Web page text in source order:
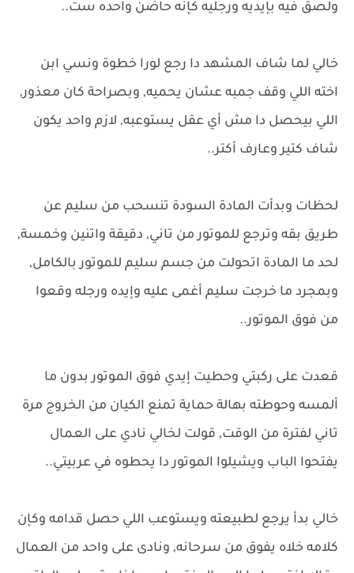
ولصق فيه بإيديه ورجليه كإنه حاضن واحده ست..
خالي لما شاف المشهد دا رجع لورا خطوة ونسي ابن
اخته اللي وقف جمبه عشان يحميه, وبصراحة كان معذور,
اللي بيحصل دا مش أي عقل يستوعبه, لازم واحد يكون
شاف كتير وعارف أكتر..
لحظات وبدأت المادة السودة تنسحب من سليم عن
طريق بقه وترجع للموتور من تاني, دقيقة واتنين وخمسة,
لحد ما المادة اتحولت من جسم سليم للموتور بالكامل,
وبمجرد ما خرجت سليم أغمى عليه وإيده ورجله وقعوا
من فوق الموتور..
قعدت على ركبتي وحطيت إيدي فوق الموتور بدون ما
ألمسه وحوطته بهالة حماية تمنع الكيان من الخروج مرة
تاني لفترة من الوقت, قولت لخالي نادي على العمال
يفتحوا الباب ويشيلوا الموتور دا يحطوه في عربيتي..
خالي بدأ يرجع لطبيعته ويستوعب اللي حصل قدامه وكإن
كلامه خلاه يفوق من سرحانه, ونادى على واحد من العمال